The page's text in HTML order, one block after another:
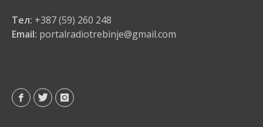
Тел: +387 (59) 260 248
Email: portalradiotrebinje@gmail.com